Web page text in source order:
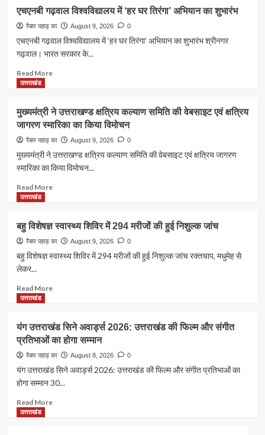
एचएनबी गढ़वाल विश्वविद्यालय में ‘हर घर तिरंगा’ अभियान का शुभारंभ
रैबार पहाड़ का August 9, 2026 0
एचएनबी गढ़वाल विश्वविद्यालय में ‘हर घर तिरंगा’ अभियान का शुभारंभ श्रीनगर
गढ़वाल। भारत सरकार के...
Read MoreRead
एचएनबी
गढ़वाल
विश्वविद्यालय
में
घर
तिरंगा’
उत्तराखंड
मुख्यमंत्री ने उत्तराखण्ड क्षत्रिय कल्याण समिति की वेबसाइट एवं क्षत्रिय
जागरण स्मारिका का किया विमोचन
रैबार पहाड़ का August 9, 2026 0
मुख्यमंत्री ने उत्तराखण्ड क्षत्रिय कल्याण समिति की वेबसाइट एवं क्षत्रिय जागरण
स्मारिका का किया विमोचन...
Read MoreRead
ने
उत्तराखण्ड
क्षत्रिय
की
क्षत्रिय
जागरण
स्मारिका
का
किया
विमोचन
उत्तराखंड
बहु विशेषज्ञ स्वास्थ्य शिविर में 294 मरीजों की हुई निशुल्क जांच
रैबार पहाड़ का August 9, 2026 0
बहु विशेषज्ञ स्वास्थ्य शिविर में 294 मरीजों की हुई निशुल्क जांच रक्तचाप, मधुमेह से
लेकर...
Read MoreRead
विशेषज्ञ
स्वास्थ्य
शिविर
294
मरीजों
उत्तराखंड
यंग उत्तराखंड सिने अवार्ड्स 2026: उत्तराखंड की फिल्म और संगीत
प्रतिभाओं का होगा सम्मान
रैबार पहाड़ का August 8, 2026 0
यंग उत्तराखंड सिने अवार्ड्स 2026: उत्तराखंड की फिल्म और संगीत प्रतिभाओं का
होगा सम्मान 30...
Read MoreRead
उत्तराखंड